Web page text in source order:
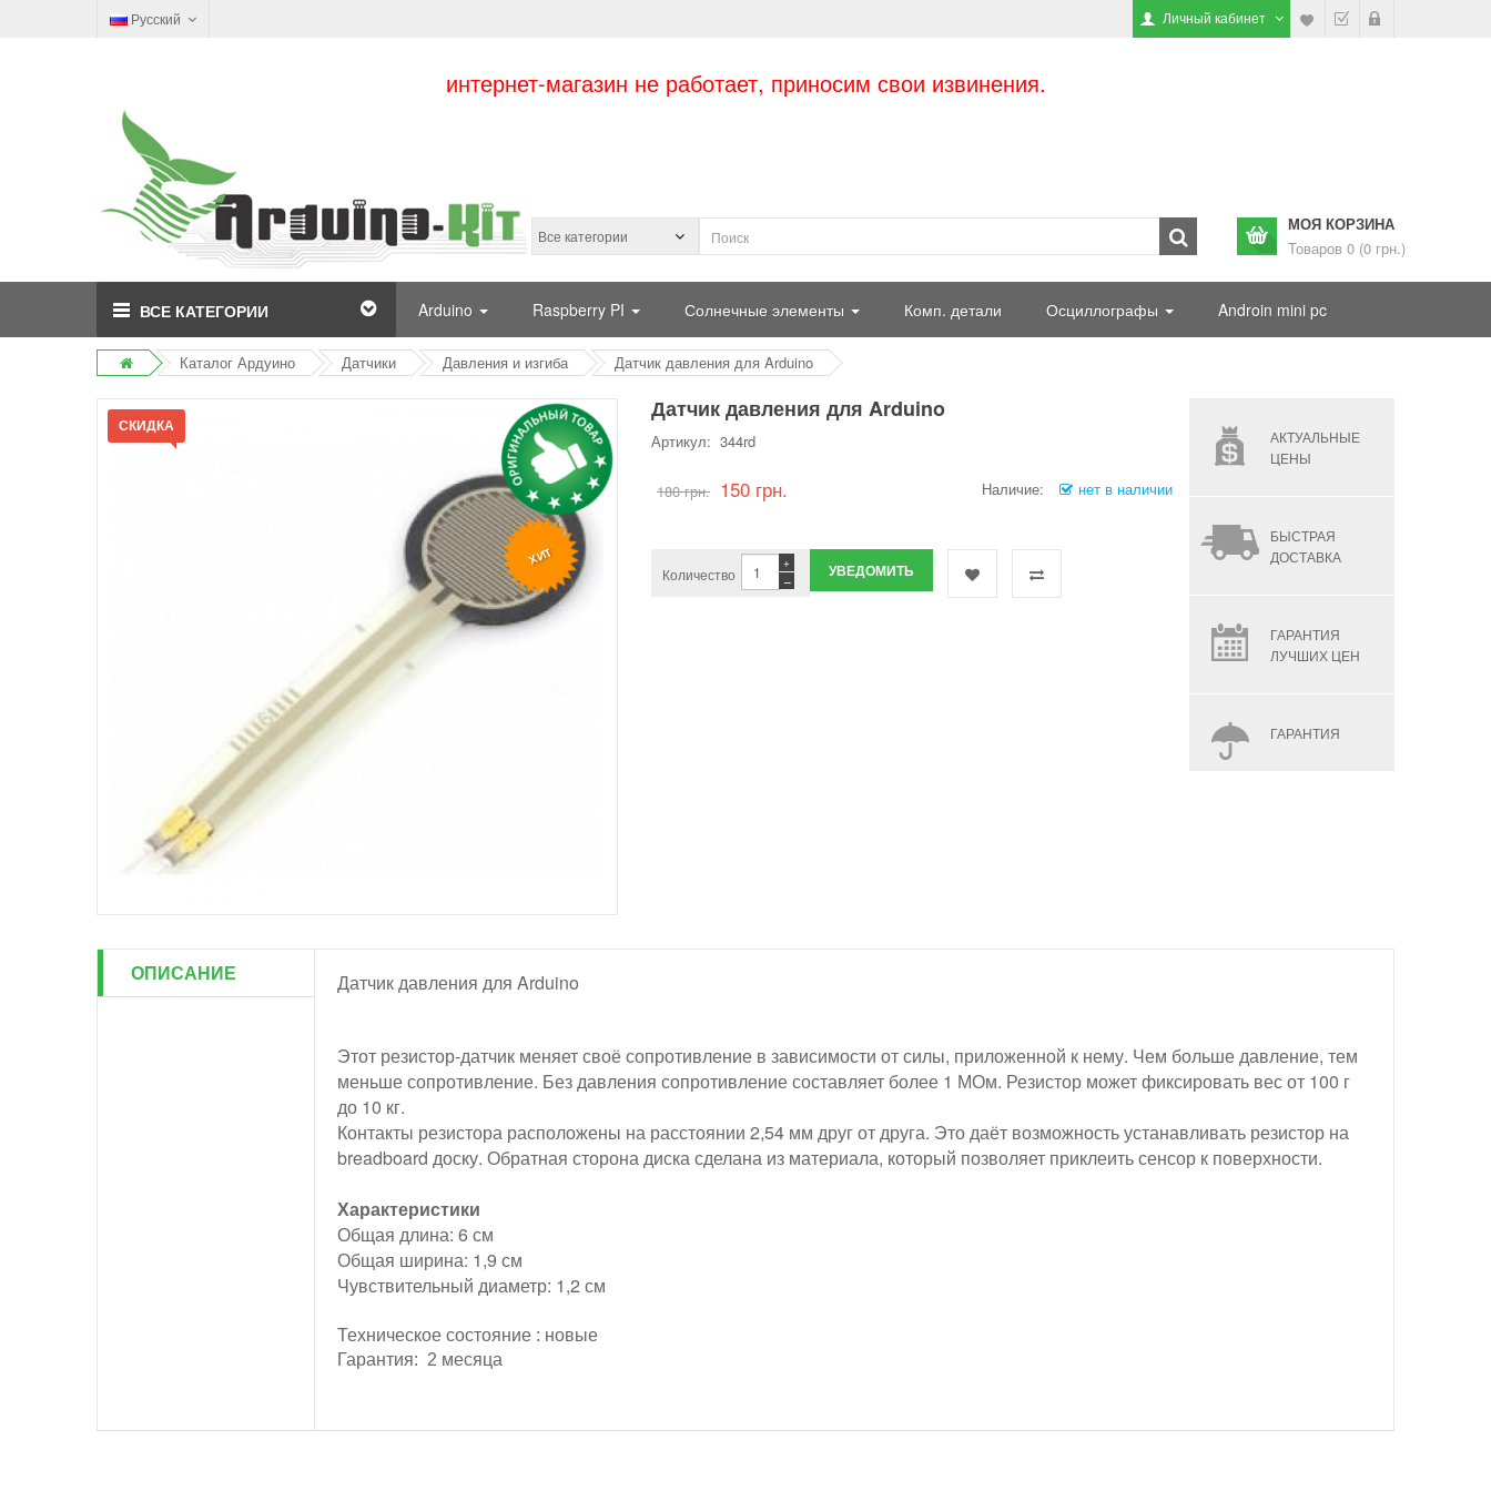
Русский Личный кабинет
интернет-магазин не работает, приносим свои извинения.
МОЯ КОРЗИНА
Товаров 0 (0 грн.)
ВСЕ КАТЕГОРИИ Arduino Raspberry PI Солнечные элементы Комп. детали Осциллографы Androin mini pc
Каталог Ардуино Датчики Давления и изгиба Датчик давления для Arduino
ХИТ
СКИДКА
Датчик давления для Arduino
Артикул: 344rd
180 грн. 150 грн. Наличие: нет в наличии
Количество −
+ УВЕДОМИТЬ
АКТУАЛЬНЫЕ
ЦЕНЫ
БЫСТРАЯ
ДОСТАВКА
ГАРАНТИЯ
ЛУЧШИХ ЦЕН
ГАРАНТИЯ
ОПИСАНИЕ Датчик давления для Arduino
Этот резистор-датчик меняет своё сопротивление в зависимости от силы, приложенной к нему. Чем больше давление, тем
меньше сопротивление. Без давления сопротивление составляет более 1 МОм. Резистор может фиксировать вес от 100 г
до 10 кг.
Контакты резистора расположены на расстоянии 2,54 мм друг от друга. Это даёт возможность устанавливать резистор на
breadboard доску. Обратная сторона диска сделана из материала, который позволяет приклеить сенсор к поверхности.
Характеристики
Общая длина: 6 см
Общая ширина: 1,9 см
Чувствительный диаметр: 1,2 см
Техническое состояние : новые
Гарантия: 2 месяца